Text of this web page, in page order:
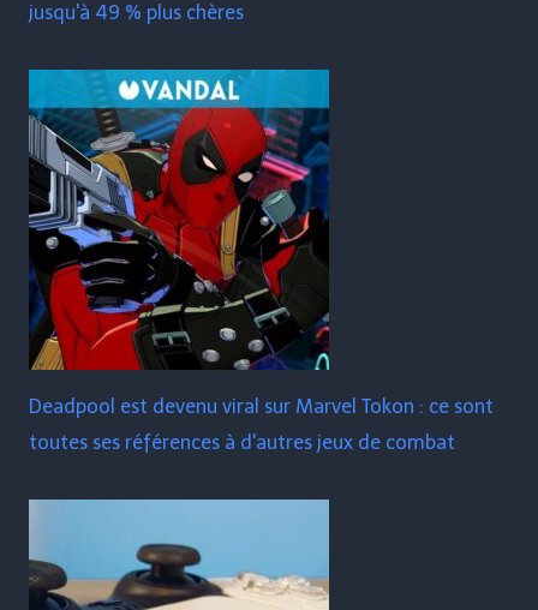
jusqu'à 49 % plus chères
Deadpool est devenu viral sur Marvel Tokon : ce sont
toutes ses références à d'autres jeux de combat